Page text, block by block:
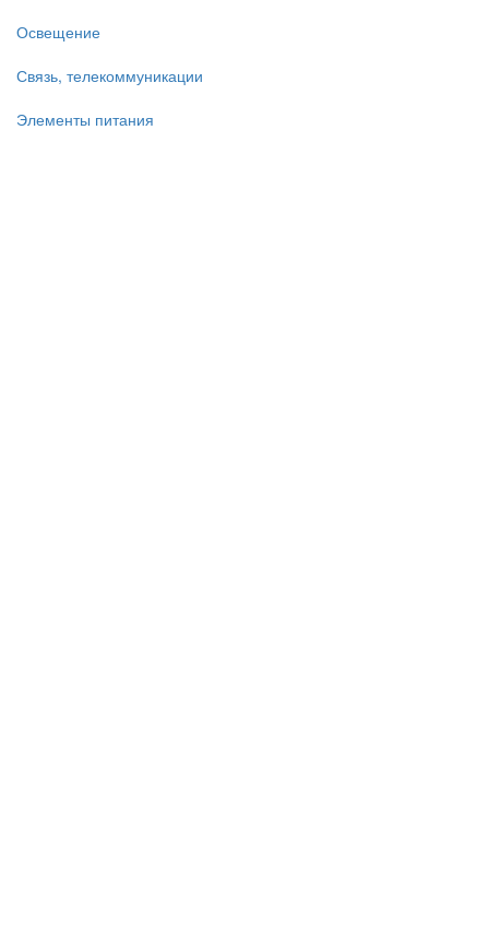
Освещение
Связь, телекоммуникации
Элементы питания